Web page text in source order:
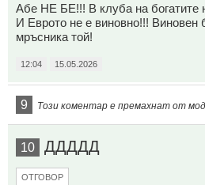
Абе НЕ БЕ!!! В клуба на богатите
И Еврото не е виновно!!! Виновен
мръсника той!
12:04 15.05.2026
9 Този коментар е премахнат от
10 ДДДДД
ОТГОВОР